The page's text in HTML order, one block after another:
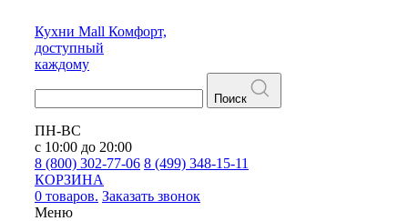
Кухни Mall Комфорт,
доступный
каждому
Поиск
ПН-ВС
с 10:00 до 20:00
8 (800) 302-77-06 8 (499) 348-15-11
КОРЗИНА
0 товаров. Заказать звонок
Меню